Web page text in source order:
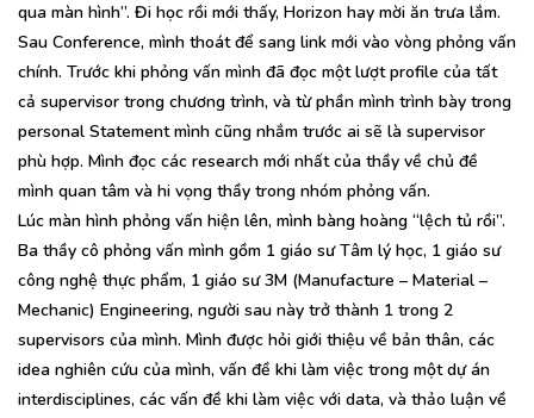
qua màn hình”. Đi học rồi mới thấy, Horizon hay mời ăn trưa lắm.
Sau Conference, mình thoát để sang link mới vào vòng phỏng vấn
chính. Trước khi phỏng vấn mình đã đọc một lượt profile của tất
cả supervisor trong chương trình, và từ phần mình trình bày trong
personal Statement mình cũng nhắm trước ai sẽ là supervisor
phù hợp. Mình đọc các research mới nhất của thầy về chủ đề
mình quan tâm và hi vọng thầy trong nhóm phỏng vấn.
Lúc màn hình phỏng vấn hiện lên, mình bàng hoàng “lệch tủ rồi”.
Ba thầy cô phỏng vấn mình gồm 1 giáo sư Tâm lý học, 1 giáo sư
công nghệ thực phẩm, 1 giáo sư 3M (Manufacture – Material –
Mechanic) Engineering, người sau này trở thành 1 trong 2
supervisors của mình. Mình được hỏi giới thiệu về bản thân, các
idea nghiên cứu của mình, vấn đề khi làm việc trong một dự án
interdisciplines, các vấn đề khi làm việc với data, và thảo luận về